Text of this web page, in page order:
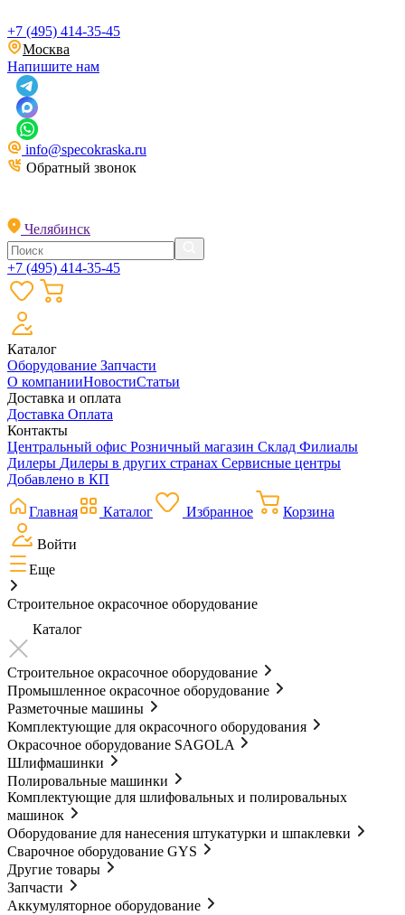
+7 (495) 414-35-45
Москва
Напишите нам
info@specokraska.ru
Обратный звонок
Челябинск
+7 (495) 414-35-45
Каталог
Оборудование Запчасти
О компанииНовостиСтатьи
Доставка и оплата
Доставка Оплата
Контакты
Центральный офис Розничный магазин Склад Филиалы
Дилеры Дилеры в других странах Сервисные центры
Добавлено в КП
Главная Каталог Избранное Корзина
Войти
Еще
Строительное окрасочное оборудование
Каталог
Строительное окрасочное оборудование
Промышленное окрасочное оборудование
Разметочные машины
Комплектующие для окрасочного оборудования
Окрасочное оборудование SAGOLA
Шлифмашинки
Полировальные машинки
Комплектующие для шлифовальных и полировальных
машинок
Оборудование для нанесения штукатурки и шпаклевки
Сварочное оборудование GYS
Другие товары
Запчасти
Аккумуляторное оборудование